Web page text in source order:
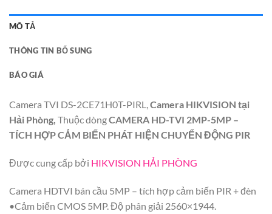
MÔ TẢ
THÔNG TIN BỔ SUNG
BÁO GIÁ
Camera TVI DS-2CE71H0T-PIRL,Camera HIKVISION tại
Hải Phòng, Thuộc dòngCAMERA HD-TVI 2MP-5MP –
TÍCH HỢP CẢM BIẾN PHÁT HIỆN CHUYỂN ĐỘNG PIR
Được cung cấp bởi HIKVISION HẢI PHÒNG
Camera HDTVI bán cầu 5MP – tích hợp cảm biến PIR + đèn
•Cảm biến CMOS 5MP. Độ phân giải 2560×1944.